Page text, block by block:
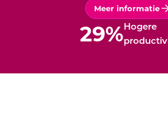
Meer informatie
30%Hogere